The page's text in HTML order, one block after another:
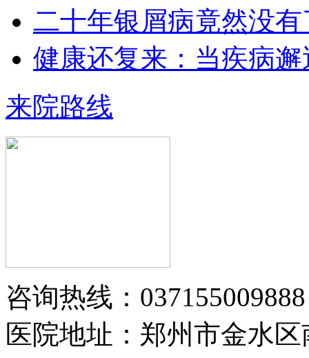
王小博 住院医师
疗与科研多年… 【详情】
于郑州第四军医…【详情】
二十年银屑病竟然没有
健康还复来：当疾病邂
来院路线
咨询热线：037155009888
医院地址：郑州市金水